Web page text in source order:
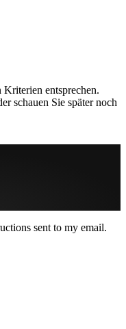
entsprechen.
schauen Sie später noch
sent to my email.